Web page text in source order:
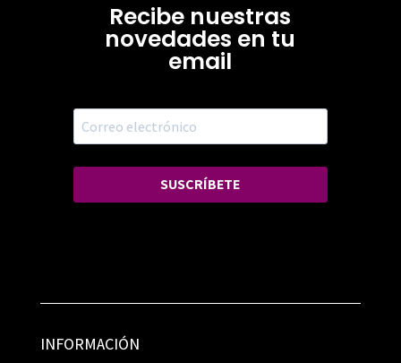
Recibe nuestras
novedades en tu
email
SUSCRÍBETE
INFORMACIÓN